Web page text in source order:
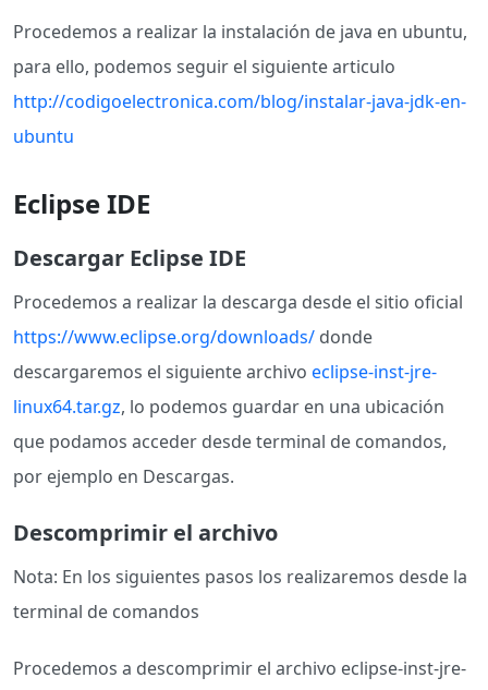
Procedemos a realizar la instalación de java en ubuntu,
para ello, podemos seguir el siguiente articulo
http://codigoelectronica.com/blog/instalar-java-jdk-en-
ubuntu
Eclipse IDE
Descargar Eclipse IDE
Procedemos a realizar la descarga desde el sitio oficial
https://www.eclipse.org/downloads/ donde
descargaremos el siguiente archivo eclipse-inst-jre-
linux64.tar.gz, lo podemos guardar en una ubicación
que podamos acceder desde terminal de comandos,
por ejemplo en Descargas.
Descomprimir el archivo
Nota: En los siguientes pasos los realizaremos desde la
terminal de comandos
Procedemos a descomprimir el archivo eclipse-inst-jre-